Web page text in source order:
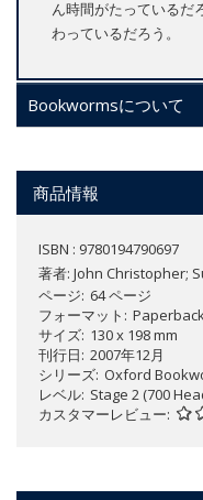
ん時間がたっているだ
わっているだろう。
Bookwormsについて
商品情報
ISBN : 9780194790697
著者: John Christopher;
ページ 64 ページ
フォーマット
Paperback
サイズ 130 x 198 mm
刊行日 2007年12月
シリーズ Oxford
レベル Stage 2 (700
カスタマーレビュー